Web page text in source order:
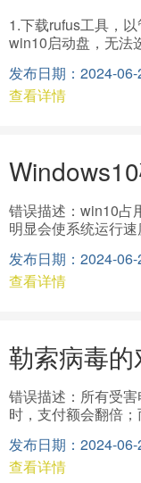
1.下载rufus工具，
win10启动盘，无法
发布日期：2024-
查看详情
错误描述：win10占
明显会使系统运行
的列表选择“禁用”
处理方法。关闭家
择你使用的Internet
面板项-Windows
发布日期：2024-
查看详情
勒索病毒
错误描述：所有受
时，支付额会翻倍
Server禁用。具体
现电脑的永久防护
发布日期：2024-
查看详情